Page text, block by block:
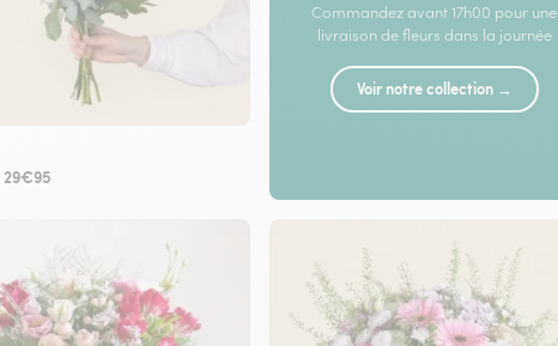
29€95
Commandez avant 17h00 pour une
livraison de fleurs dans la journée
Voir notre collection →